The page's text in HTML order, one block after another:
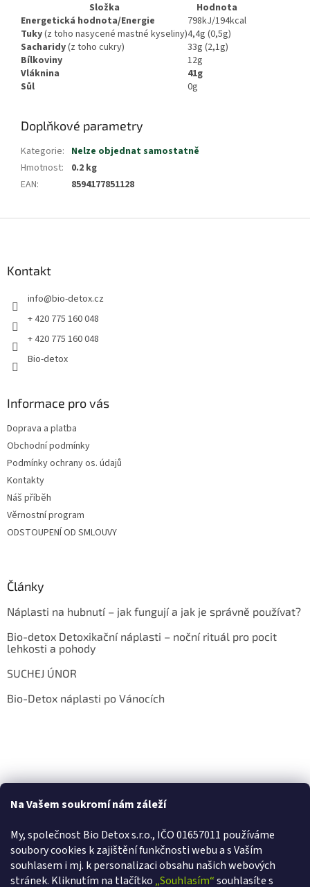
Na Vašem soukromí nám záleží
My, společnost Bio Detox s.r.o., IČO 01657011 používáme
soubory cookies k zajištění funkčnosti webu a s Vaším
souhlasem i mj. k personalizaci obsahu našich webových
stránek. Kliknutím na tlačítko „Souhlasím“souhlasíte s
Složka
Hodnota
Energetická hodnota/Energie
798kJ/194kcal
Tuky(z toho nasycené mastné kyseliny)4,4g (0,5g)
Sacharidy(z toho cukry)
33g (2,1g)
Bílkoviny
12g
Vláknina
41g
Sůl
0g
Doplňkové parametry
Kategorie: Nelze objednat samostatně
Hmotnost:
0.2 kg
EAN: 8594177851128
Kontakt
info@bio-detox.cz
+ 420 775 160 048
+ 420 775 160 048
Bio-detox
Informace pro vás
Doprava a platba
Obchodní podmínky
Podmínky ochrany os. údajů
Kontakty
Náš příběh
Věrnostní program
ODSTOUPENÍ OD SMLOUVY
Články
Náplasti na hubnutí – jak fungují a jak je správně používat?
Bio-detox Detoxikační náplasti – noční rituál pro pocit
lehkosti a pohody
SUCHEJ ÚNOR
Bio-Detox náplasti po Vánocích
CHCETE SLEVU 100 Kč?
Přihlaste se k newsletteru a my vám hned pošleme100 Kč slevu
na první nákup.